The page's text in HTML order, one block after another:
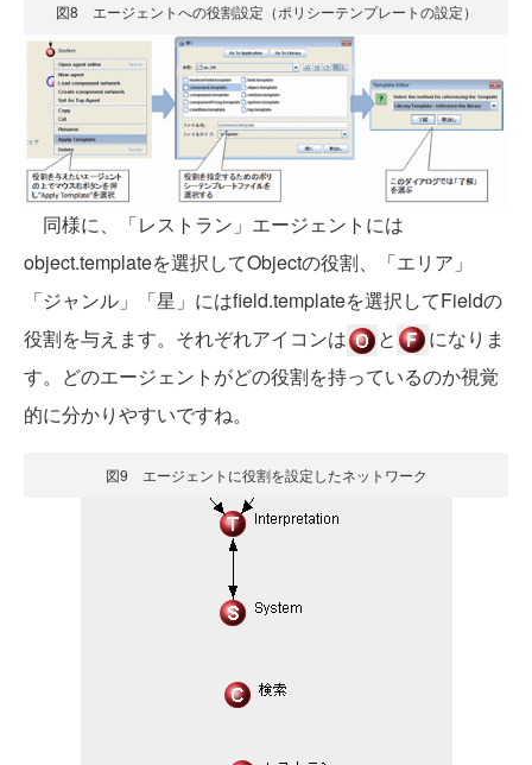
図8 エージェントへの役割設定（ポリシーテンプレートの設定）
同様に、「レストラン」エージェントには
object.templateを選択してObjectの役割、「エリア」
「ジャンル」「星」にはfield.templateを選択してFieldの
役割を与えます。それぞれアイコンは
と
になりま
す。どのエージェントがどの役割を持っているのか視覚
的に分かりやすいですね。
図9 エージェントに役割を設定したネットワーク